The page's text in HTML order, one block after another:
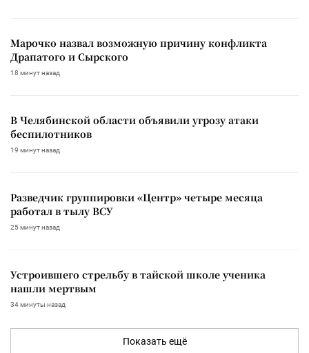
Марочко назвал возможную причину конфликта
Драпатого и Сырского
18 минут назад
В Челябинской области объявили угрозу атаки
беспилотников
19 минут назад
Разведчик группировки «Центр» четыре месяца
работал в тылу ВСУ
25 минут назад
Устроившего стрельбу в тайской школе ученика
нашли мертвым
34 минуты назад
Показать ещё